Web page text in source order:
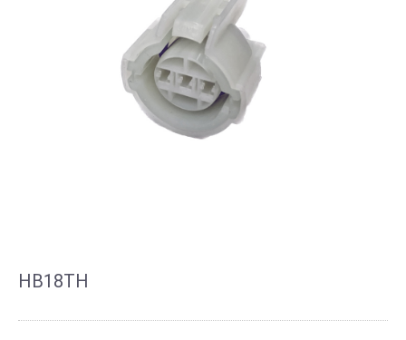
HB18TH